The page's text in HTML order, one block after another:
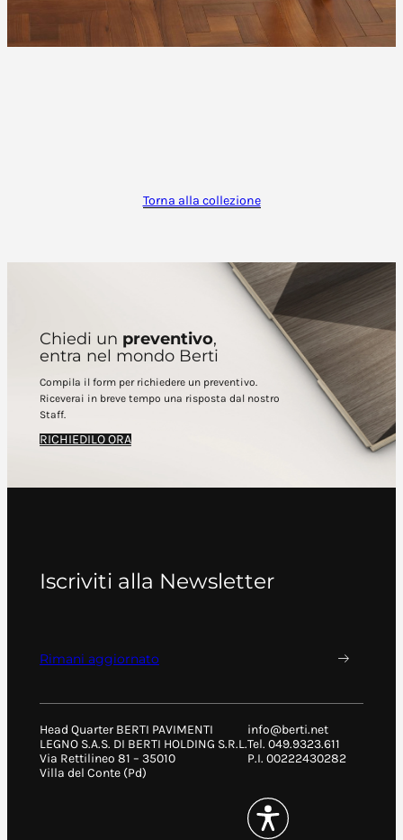
Torna alla collezione
Chiedi un preventivo,
entra nel mondo Berti
Compila il form per richiedere un preventivo.
Riceverai in breve tempo una risposta dal nostro
Staff.
RICHIEDILO ORA
Iscriviti alla Newsletter
Rimani aggiornato
Head Quarter BERTI PAVIMENTI
LEGNO S.A.S. DI BERTI HOLDING S.R.L.
Via Rettilineo 81 – 35010
Villa del Conte (Pd)
info@berti.net
Tel. 049.9323.611
P.I. 00222430282